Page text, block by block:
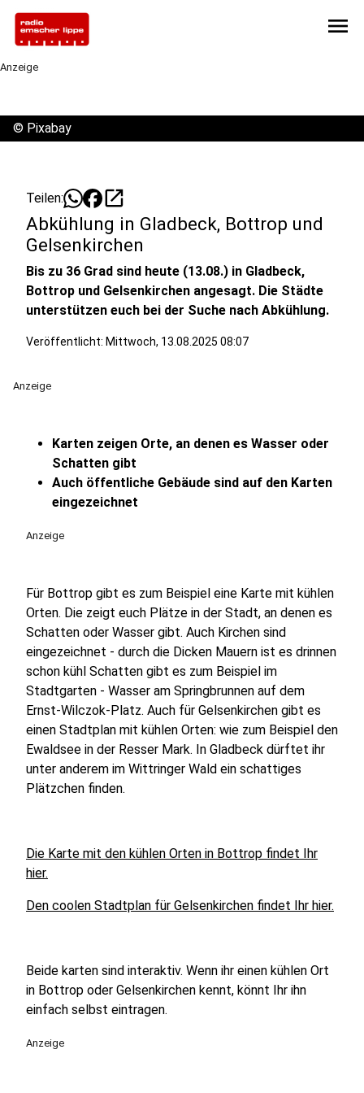
menu
Anzeige
© Pixabay
Teilen: open_in_new
Abkühlung in Gladbeck, Bottrop und
Gelsenkirchen
Bis zu 36 Grad sind heute (13.08.) in Gladbeck,
Bottrop und Gelsenkirchen angesagt. Die Städte
unterstützen euch bei der Suche nach Abkühlung.
Veröffentlicht: Mittwoch, 13.08.2025 08:07
Anzeige
Karten zeigen Orte, an denen es Wasser oder
Schatten gibt
Auch öffentliche Gebäude sind auf den Karten
eingezeichnet
Anzeige
Für Bottrop gibt es zum Beispiel eine Karte mit kühlen
Orten. Die zeigt euch Plätze in der Stadt, an denen es
Schatten oder Wasser gibt. Auch Kirchen sind
eingezeichnet - durch die Dicken Mauern ist es drinnen
schon kühl Schatten gibt es zum Beispiel im
Stadtgarten - Wasser am Springbrunnen auf dem
Ernst-Wilczok-Platz. Auch für Gelsenkirchen gibt es
einen Stadtplan mit kühlen Orten: wie zum Beispiel den
Ewaldsee in der Resser Mark. In Gladbeck dürftet ihr
unter anderem im Wittringer Wald ein schattiges
Plätzchen finden.
Die Karte mit den kühlen Orten in Bottrop findet Ihr
hier.
Den coolen Stadtplan für Gelsenkirchen findet Ihr hier.
Beide karten sind interaktiv. Wenn ihr einen kühlen Ort
in Bottrop oder Gelsenkirchen kennt, könnt Ihr ihn
einfach selbst eintragen.
Anzeige